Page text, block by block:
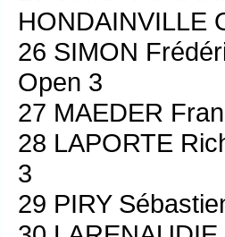
HONDAINVILLE
26 SIMON
Open 3
27 MAEDER
28 LAPORTE
3
29 PIRY